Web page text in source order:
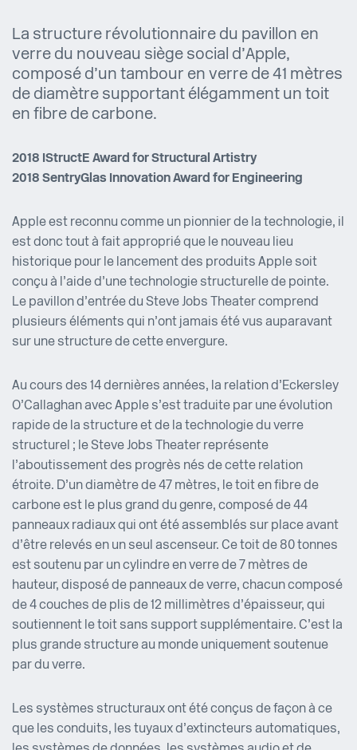
La structure révolutionnaire du pavillon en
verre du nouveau siège social d’Apple,
composé d’un tambour en verre de 41 mètres
de diamètre supportant élégamment un toit
en fibre de carbone.
2018 IStructE Award for Structural Artistry
2018 SentryGlas Innovation Award for Engineering
Apple est reconnu comme un pionnier de la technologie, il
est donc tout à fait approprié que le nouveau lieu
historique pour le lancement des produits Apple soit
conçu à l’aide d’une technologie structurelle de pointe.
Le pavillon d’entrée du Steve Jobs Theater comprend
plusieurs éléments qui n’ont jamais été vus auparavant
sur une structure de cette envergure.
Au cours des 14 dernières années, la relation d’Eckersley
O’Callaghan avec Apple s’est traduite par une évolution
rapide de la structure et de la technologie du verre
structurel ; le Steve Jobs Theater représente
l’aboutissement des progrès nés de cette relation
étroite. D’un diamètre de 47 mètres, le toit en fibre de
carbone est le plus grand du genre, composé de 44
panneaux radiaux qui ont été assemblés sur place avant
d’être relevés en un seul ascenseur. Ce toit de 80 tonnes
est soutenu par un cylindre en verre de 7 mètres de
hauteur, disposé de panneaux de verre, chacun composé
de 4 couches de plis de 12 millimètres d’épaisseur, qui
soutiennent le toit sans support supplémentaire. C’est la
plus grande structure au monde uniquement soutenue
par du verre.
Les systèmes structuraux ont été conçus de façon à ce
que les conduits, les tuyaux d’extincteurs automatiques,